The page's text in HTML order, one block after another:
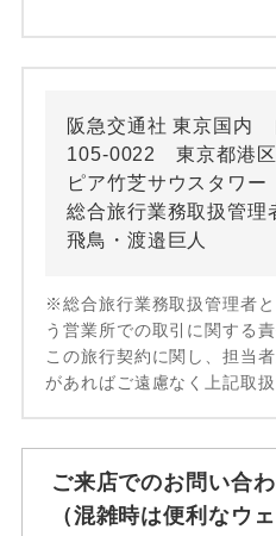
阪急交通社 東京国内
105-0022 東京都港
ピア竹芝サウスタワー
総合旅行業務取扱管理
飛鳥・渡邉巨人
※総合旅行業務取扱管理者
う営業所での取引に関する責
この旅行契約に関し、担当
があればご遠慮なく上記取
ご来店でのお問い合
（混雑時は便利なウ